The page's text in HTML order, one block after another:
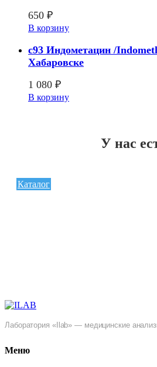
650 ₽
В корзину
c93 Индометацин /
Хабаровске
1 080 ₽
В корзину
У нас
Каталог
Лаборатория «Ilab» — медицинские
Меню